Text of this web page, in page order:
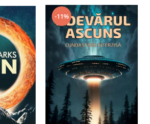
-11%